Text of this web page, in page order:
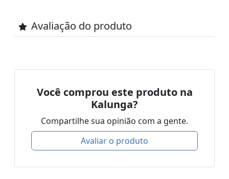
Avaliação do produto
Você comprou este produto na
Kalunga?
Compartilhe sua opinião com a gente.
Avaliar o produto